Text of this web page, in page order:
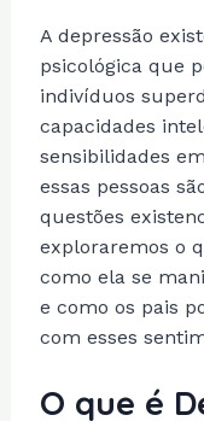
A depressão
psicológica que
indivíduos
capacidades
sensibilidades
essas pessoas
questões
exploraremos o
como ela se
e como os pais
com esses
O que é